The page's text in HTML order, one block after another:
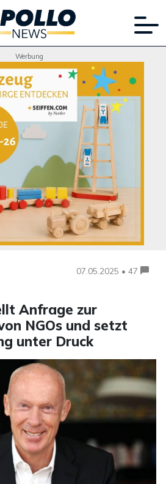
Werbung
07.05.2025 • 47
Anfrage zur
NGOs und setzt
unter Druck